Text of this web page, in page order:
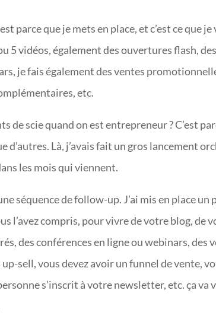
parce que je mets en place, et c’est ce que
5 vidéos, également des ouvertures flash,
je fais également des ventes
etc.
de scie quand on est entrepreneur ? C’est
Là, j’avais fait un gros lancement
les mois qui viennent.
séquence de follow-up. J’ai mis en place
l’avez compris, pour vivre de votre blog, de
des conférences en ligne ou webinars, des
sell, vous devez avoir un funnel de vente,
s’inscrit à votre newsletter, etc. ça va